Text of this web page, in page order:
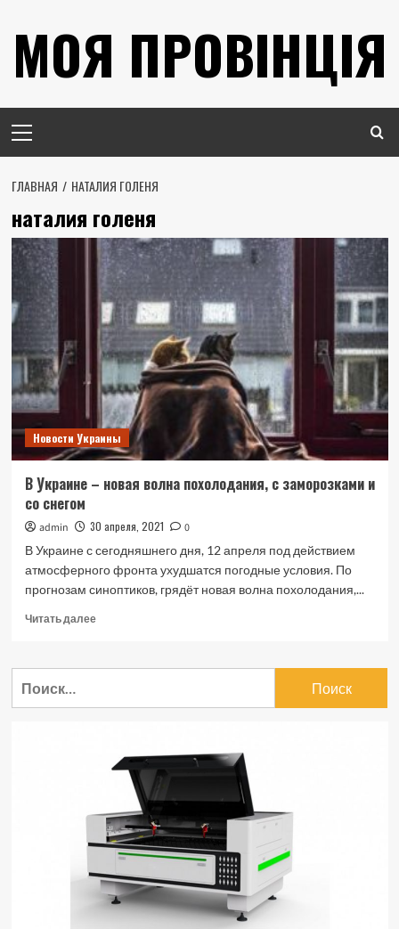
содержимому
МОЯ ПРОВІНЦІЯ
меню
ГЛАВНАЯ НАТАЛИЯ ГОЛЕНЯ
наталия голеня
Новости Украины
В Украине – новая волна похолодания, с заморозками и
со снегом
admin 30 апреля, 2021
0
В Украине с сегодняшнего дня, 12 апреля под действием
атмосферного фронта ухудшатся погодные условия. По
прогнозам синоптиков, грядёт новая волна похолодания,...
Читать далееПрочитать
В
заморозками
со
снегом